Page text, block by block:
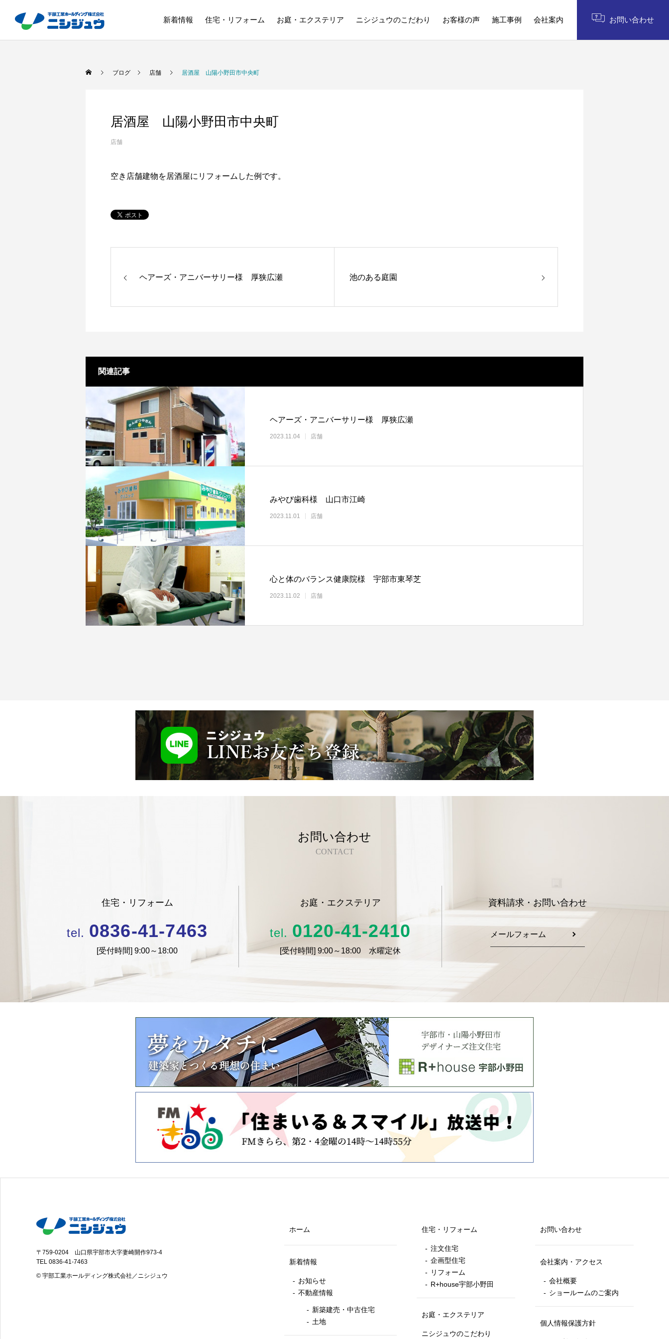
新着情報 住宅・リフォーム お庭・エクステリア ニシジュウのこだわり お客様の声 施工事例 会社案内 お問い合わせ
ブログ 店舗 居酒屋 山陽小野田市中央町
居酒屋 山陽小野田市中央町
店舗
空き店舗建物を居酒屋にリフォームした例です。
ヘアーズ・アニバーサリー様 厚狭広瀬 池のある庭園
関連記事
ヘアーズ・アニバーサリー様 厚狭広瀬
2023.11.04 店舗
みやび歯科様 山口市江崎
2023.11.01 店舗
心と体のバランス健康院様 宇部市東琴芝
2023.11.02 店舗
お問い合わせ
CONTACT
住宅・リフォーム
tel. 0836-41-7463
[受付時間] 9:00～18:00
お庭・エクステリア
tel. 0120-41-2410
[受付時間] 9:00～18:00 水曜定休
資料請求・お問い合わせ
メールフォーム
〒759-0204 山口県宇部市大字妻崎開作973-4
TEL 0836-41-7463
© 宇部工業ホールディング株式会社／ニシジュウ
ホーム
新着情報
お知らせ
不動産情報
新築建売・中古住宅
土地
住宅・リフォーム
注文住宅
企画型住宅
リフォーム
R+house宇部小野田
お庭・エクステリア
ニシジュウのこだわり
お問い合わせ
会社案内・アクセス
会社概要
ショールームのご案内
個人情報保護方針